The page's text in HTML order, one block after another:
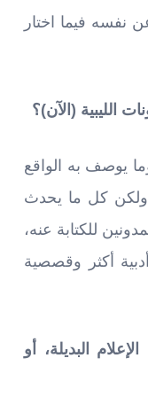
نفسه فيما اختار
الليبية ( الآن)؟
يوصف به الواقع
ولكن كل ما يحدث
للكتابة عنه،
أكثر وقصصية
البديلة، أو